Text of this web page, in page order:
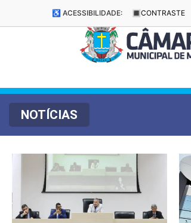
♿ ACESSIBILIDADE: 🔳 CONTRASTE
NOTÍCIAS